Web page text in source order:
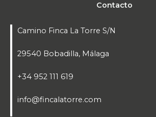
Contacto
Camino Finca La Torre S/N
29540 Bobadilla, Málaga
+34 952 111 619
info@fincalatorre.com